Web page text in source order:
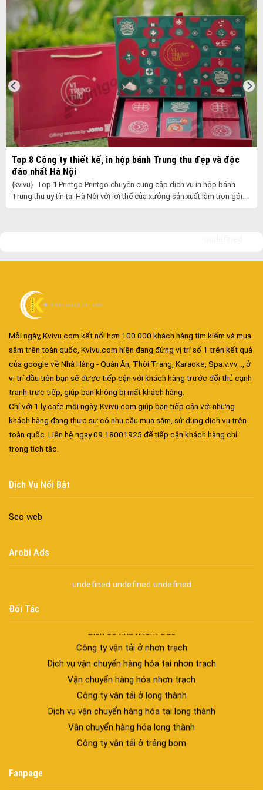
Top 8 Công ty thiết kế, in hộp bánh Trung thu đẹp và độc
đáo nhất Hà Nội
{kvivu} Top 1 Printgo Printgo chuyên cung cấp dịch vụ in hộp bánh
Trung thu uy tín tại Hà Nội với lợi thế của xưởng sản xuất làm trọn gói
Mỗi ngày, Kvivu.com kết nối hơn 100.000 khách hàng tìm kiếm và mua
sắm trên toàn quốc, Kvivu.com hiện đang đứng vị trí số 1 trên kết quả
của google về Nhà Hàng - Quán Ăn, Thời Trang, Karaoke, Spa.v.vv..., ở
vị trí đầu tiên bạn sẽ được tiếp cận với khách hàng trước đối thủ cạnh
tranh trực tiếp, giúp bạn không bị mất khách hàng.
Chỉ với 1 ly cafe mỗi ngày, Kvivu.com giúp bạn tiếp cận với những
khách hàng đang thực sự có nhu cầu mua sắm, sử dụng dịch vụ trên
toàn quốc. Liên hệ ngay 09.18001925 để tiếp cận khách hàng chỉ
trong tích tắc.
Dịch Vụ Nổi Bật
Seo web
Arobi Ads
undefined undefined undefined
Đối Tác
Đa dạng màu sắc cửa nhôm – Tối ưu màu sắc Kiến Trúc
Cửa nhôm chống gió mưa – Hiên ngang giữa thời tiết khắc
nghiệt
Cửa nhôm kín nước kín khí – Bình yên với những tác nhân bên
ngoài
Cửa nhôm cách âm – Sự yên bình trong nhịp sống hiện đại
Cửa nhôm thông gió – Đưa sinh khí vào ngôi nhà của bạn
Cửa nhôm trượt view lớn – Nâng tầm đẳng cấp sống
Cửa sổ trượt đứng – Điểm nhấn sáng tạo trong kiến trúc
Cửa thép vân gỗ Nhật Bản – Mảnh ghép cho phong cách kiến
Dịch vụ phun chân mày ở biên hòa
Biển số nhà nhôm đúc
Công ty vận tải ở nhơn trạch
Dịch vụ vận chuyển hàng hóa tại nhơn trạch
Vận chuyển hàng hóa nhơn trạch
Công ty vận tải ở long thành
Dịch vụ vận chuyển hàng hóa tại long thành
Vận chuyển hàng hóa long thành
Công ty vận tải ở trảng bom
Dịch vụ vận chuyển hàng hóa tại trảng bom
Fanpage